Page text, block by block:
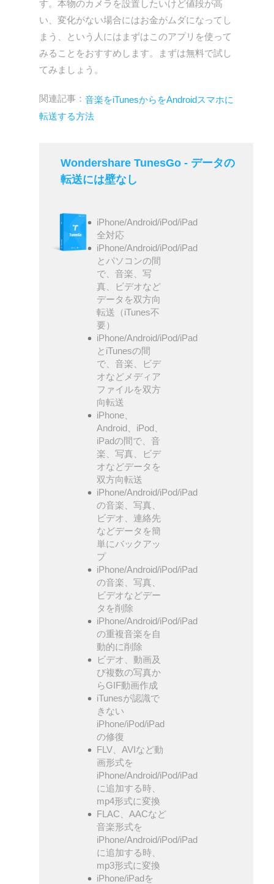
す。本物のカメラを設置したいけど値段が高
い、変化がない場合にはお金がムダになってし
まう、という人にはまずはこのアプリを使って
みることをおすすめします。まずは無料で試し
てみましょう。
関連記事： 音楽をiTunesからをAndroidスマホに
転送する方法
Wondershare TunesGo - データの
転送には壁なし
iPhone/Android/iPod/iPad
全対応
iPhone/Android/iPod/iPad
とパソコンの間
で、音楽、写
真、ビデオなど
データを双方向
転送（iTunes不
要）
iPhone/Android/iPod/iPad
とiTunesの間
で、音楽、ビデ
オなどメディア
ファイルを双方
向転送
iPhone、
Android、iPod、
iPadの間で、音
楽、写真、ビデ
オなどデータを
双方向転送
iPhone/Android/iPod/iPad
の音楽、写真、
ビデオ、連絡先
などデータを簡
単にバックアッ
プ
iPhone/Android/iPod/iPad
の音楽、写真、
ビデオなどデー
タを削除
iPhone/Android/iPod/iPad
の重複音楽を自
動的に削除
ビデオ、動画及
び複数の写真か
らGIF動画作成
iTunesが認識で
きない
iPhone/iPod/iPad
の修復
FLV、AVIなど動
画形式を
iPhone/Android/iPod/iPad
に追加する時、
mp4形式に変換
FLAC、AACなど
音楽形式を
iPhone/Android/iPod/iPad
に追加する時、
mp3形式に変換
iPhone/iPadを